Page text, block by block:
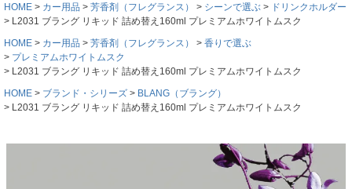
HOME
カー用品 芳香剤（フレグランス） シーンで選ぶ
ドリンクホルダー
L2031 ブラング リキッド 詰め替え160ml プレミアムホワイトムスク
HOME
カー用品 芳香剤（フレグランス）
香りで選ぶ
プレミアムホワイトムスク
L2031 ブラング リキッド 詰め替え160ml プレミアムホワイトムスク
HOME
ブランド・シリーズ
BLANG（ブラング）
L2031 ブラング リキッド 詰め替え160ml プレミアムホワイトムスク